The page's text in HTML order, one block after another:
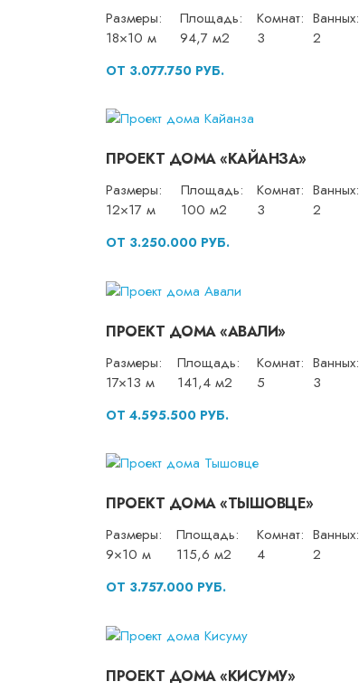
Размеры:
18×10 м
Площадь:
94,7 м2
Комнат:
3
Ванных:
2
ОТ 3.077.750 РУБ.
ПРОЕКТ ДОМА «КАЙАНЗА»
Размеры:
12×17 м
Площадь:
100 м2
Комнат:
3
Ванных:
2
ОТ 3.250.000 РУБ.
ПРОЕКТ ДОМА «АВАЛИ»
Размеры:
17×13 м
Площадь:
141,4 м2
Комнат:
5
Ванных:
3
ОТ 4.595.500 РУБ.
ПРОЕКТ ДОМА «ТЫШОВЦЕ»
Размеры:
9×10 м
Площадь:
115,6 м2
Комнат:
4
Ванных:
2
ОТ 3.757.000 РУБ.
ПРОЕКТ ДОМА «КИСУМУ»